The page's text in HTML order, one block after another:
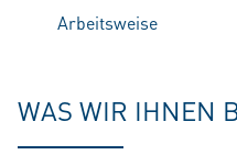
Arbeitsweise
WAS WIR IHNEN